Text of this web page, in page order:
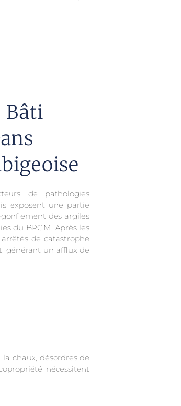
Bâti
de pathologies
exposent une partie
des argiles
du BRGM. Après les
de catastrophe
générant un afflux de
chaux, désordres de
nécessitent